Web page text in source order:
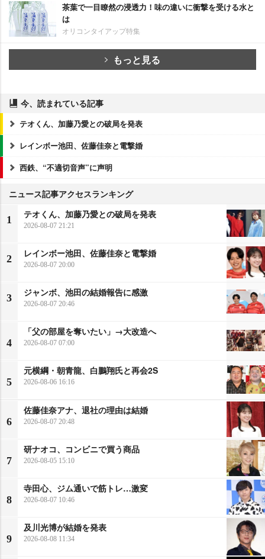
茶葉で一目瞭然の浸透力！味の違いに衝撃を受ける水と
は
オリコンタイアップ特集
もっと見る
今、読まれている記事
テオくん、加藤乃愛との破局を発表
レインボー池田、佐藤佳奈と電撃婚
西鉄、“不適切音声”に声明
ニュース記事アクセスランキング
1
テオくん、加藤乃愛との破局を発表
2026-08-07 21:21
2
レインボー池田、佐藤佳奈と電撃婚
2026-08-07 20:00
3
ジャンボ、池田の結婚報告に感激
2026-08-07 20:46
4
「父の部屋を奪いたい」→大改造へ
2026-08-07 07:00
5
元横綱・朝青龍、白鵬翔氏と再会2S
2026-08-06 16:16
6
佐藤佳奈アナ、退社の理由は結婚
2026-08-07 20:48
7
研ナオコ、コンビニで買う商品
2026-08-05 15:10
8
寺田心、ジム通いで筋トレ…激変
2026-08-07 10:46
9
及川光博が結婚を発表
2026-08-08 11:34